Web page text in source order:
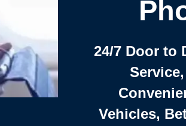
24/7 Door to
Vehicles,